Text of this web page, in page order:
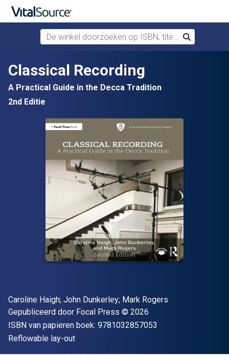
Verdergaan naar belangrijkste inhoud
De winkel doorzoeken op ISBN, titel of auteur
Zoek
Classical Recording
A Practical Guide in the Decca Tradition
2nd Editie
Auteur(s)
Caroline Haigh; John Dunkerley; Mark Rogers
Uitgever
Gepubliceerd door Focal Press Copyright
© 2026
ISBN van papieren boek: 9781032857053
Indeling
Reflowable lay-out